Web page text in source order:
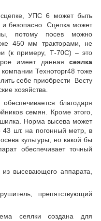
сцепке, УПС 6 может быть
и безопасно. Сцепка может
потому посев можно
450 мм тракторами, не
(к примеру, Т-70С) – это
имеет данная сеялка
Техноторг48 тоже
себе приобрести Весту
хозяйства.
благодаря
семян. Кроме этого,
Норма высева может
43 шт. на погонный метр, в
культуры, но какой бы
обеспечивает точный
из высевающего аппарата,
препятствующий
сеялки создана для